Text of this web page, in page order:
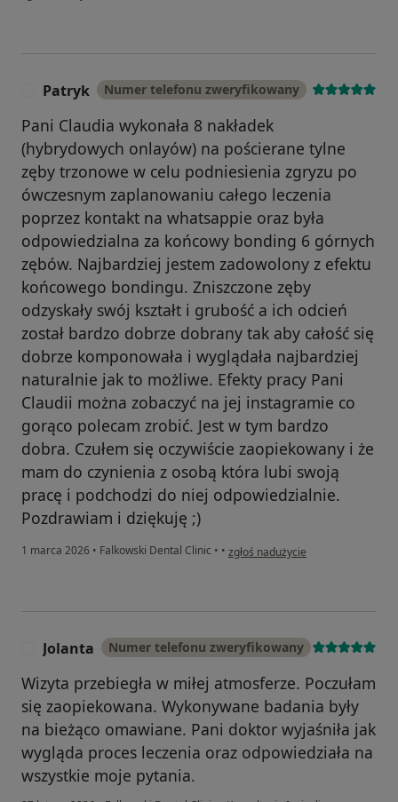
Patryk Numer telefonu zweryfikowany
Pani Claudia wykonała 8 nakładek
(hybrydowych onlayów) na pościerane tylne
zęby trzonowe w celu podniesienia zgryzu po
ówczesnym zaplanowaniu całego leczenia
poprzez kontakt na whatsappie oraz była
odpowiedzialna za końcowy bonding 6 górnych
zębów. Najbardziej jestem zadowolony z efektu
końcowego bondingu. Zniszczone zęby
odzyskały swój kształt i grubość a ich odcień
został bardzo dobrze dobrany tak aby całość się
dobrze komponowała i wyglądała najbardziej
naturalnie jak to możliwe. Efekty pracy Pani
Claudii można zobaczyć na jej instagramie co
gorąco polecam zrobić. Jest w tym bardzo
dobra. Czułem się oczywiście zaopiekowany i że
mam do czynienia z osobą która lubi swoją
pracę i podchodzi do niej odpowiedzialnie.
Pozdrawiam i dziękuję ;)
1 marca 2026 • Falkowski Dental Clinic • • w opinii użytkownika Patryk
zgłoś nadużycie
Jolanta Numer telefonu zweryfikowany
Wizyta przebiegła w miłej atmosferze. Poczułam
się zaopiekowana. Wykonywane badania były
na bieżąco omawiane. Pani doktor wyjaśniła jak
wygląda proces leczenia oraz odpowiedziała na
wszystkie moje pytania.